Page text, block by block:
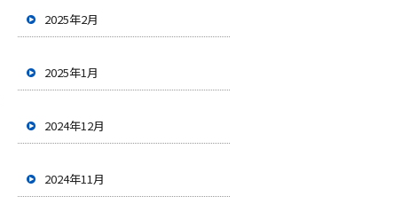
2025年2月
2025年1月
2024年12月
2024年11月